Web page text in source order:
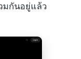
มกันอยู่แล้ว